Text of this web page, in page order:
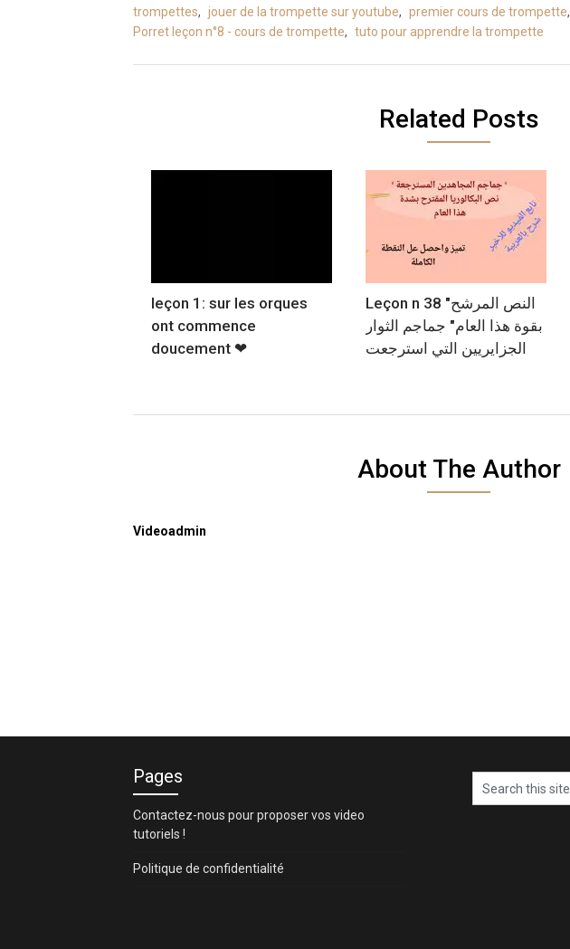
trompettes, jouer de la trompette sur youtube, premier cours de trompette,
Porret leçon n°8 - cours de trompette, tuto pour apprendre la trompette
Related Posts
leçon 1: sur les orques
ont commence
doucement ❤
Leçon n 38 "النص المرشح
بقوة هذا العام" جماجم الثوار
الجزايريين التي استرجعت
About The Author
Videoadmin
Pages
Contactez-nous pour proposer vos video
tutoriels !
Politique de confidentialité